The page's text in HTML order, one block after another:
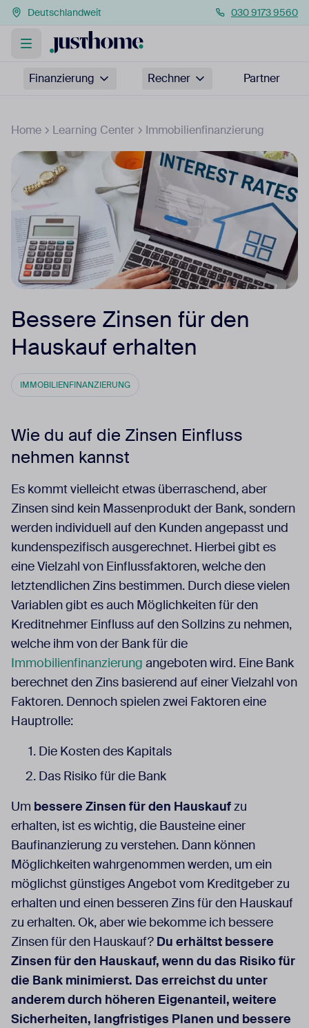
Deutschlandweit 030 9173 9560
Finanzierung Rechner Partner
Home Learning Center Immobilienfinanzierung
Bessere Zinsen für den
Hauskauf erhalten
IMMOBILIENFINANZIERUNG
Wie du auf die Zinsen Einfluss
nehmen kannst
Es kommt vielleicht etwas überraschend, aber
Zinsen sind kein Massenprodukt der Bank, sondern
werden individuell auf den Kunden angepasst und
kundenspezifisch ausgerechnet. Hierbei gibt es
eine Vielzahl von Einflussfaktoren, welche den
letztendlichen Zins bestimmen. Durch diese vielen
Variablen gibt es auch Möglichkeiten für den
Kreditnehmer Einfluss auf den Sollzins zu nehmen,
welche ihm von der Bank für die
Immobilienfinanzierung angeboten wird. Eine Bank
berechnet den Zins basierend auf einer Vielzahl von
Faktoren. Dennoch spielen zwei Faktoren eine
Hauptrolle:
Die Kosten des Kapitals
Das Risiko für die Bank
Um bessere Zinsen für den Hauskaufzu
erhalten, ist es wichtig, die Bausteine einer
Baufinanzierung zu verstehen. Dann können
Möglichkeiten wahrgenommen werden, um ein
möglichst günstiges Angebot vom Kreditgeber zu
erhalten und einen besseren Zins für den Hauskauf
zu erhalten. Ok, aber wie bekomme ich bessere
Zinsen für den Hauskauf? Du erhältst bessere
Zinsen für den Hauskauf, wenn du das Risiko für
die Bank minimierst. Das erreichst du unter
anderem durch höheren Eigenanteil, weitere
Sicherheiten, langfristiges Planen und bessere